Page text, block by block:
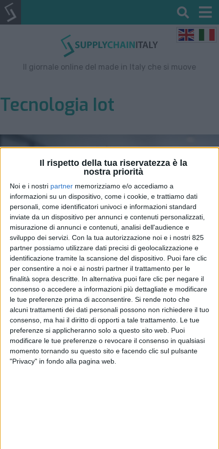
Il rispetto della tua riservatezza è la
nostra priorità
Noi e i nostri partner memorizziamo e/o accediamo a
informazioni su un dispositivo, come i cookie, e trattiamo dati
personali, come identificatori univoci e informazioni standard
inviate da un dispositivo per annunci e contenuti personalizzati,
misurazione di annunci e contenuti, analisi dell'audience e
sviluppo dei servizi. Con la tua autorizzazione noi e i nostri 825
partner possiamo utilizzare dati precisi di geolocalizzazione e
identificazione tramite la scansione del dispositivo. Puoi fare clic
per consentire a noi e ai nostri partner il trattamento per le
finalità sopra descritte. In alternativa puoi fare clic per negare il
consenso o accedere a informazioni più dettagliate e modificare
le tue preferenze prima di acconsentire. Si rende noto che
alcuni trattamenti dei dati personali possono non richiedere il tuo
consenso, ma hai il diritto di opporti a tale trattamento. Le tue
preferenze si applicheranno solo a questo sito web. Puoi
modificare le tue preferenze o revocare il consenso in qualsiasi
momento tornando su questo sito e facendo clic sul pulsante
"Privacy" in fondo alla pagina web.
Il giornale online del made in Italy che si muove
Tecnologia Iot
Ulisses chiude round seed da
oltre 1 mln di euro e accelera
nell’asset tracking
SERVIZI & FORNITORI 15 GIUGNO 2026